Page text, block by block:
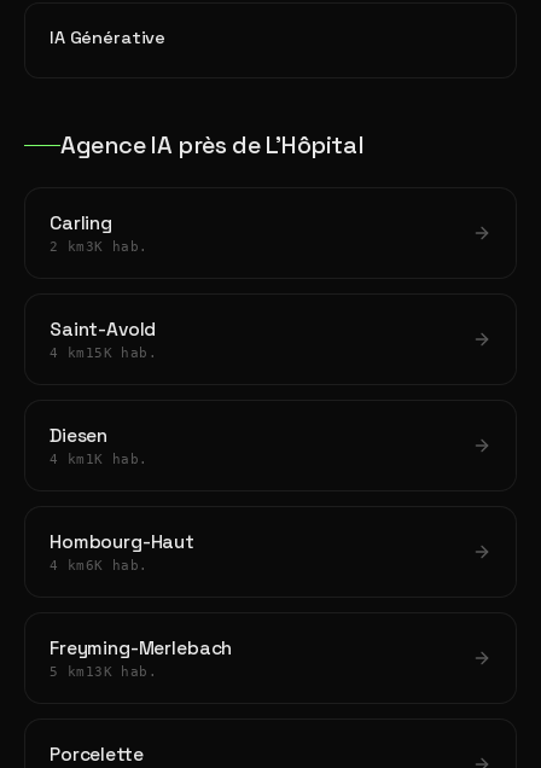
IA Générative
Agence IA près de L'Hôpital
Carling
2 km 3K hab.
Saint-Avold
4 km 15K hab.
Diesen
4 km 1K hab.
Hombourg-Haut
4 km 6K hab.
Freyming-Merlebach
5 km 13K hab.
Porcelette